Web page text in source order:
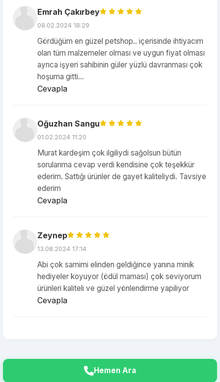
Emrah Çakırbey
08.02.2024 18:29
Gördüğüm en güzel petshop.. içerisinde ihtiyacım
olan tüm malzemeler olması ve uygun fiyat olması
ayrıca işyeri sahibinin güler yüzlü davranması çok
hoşuma gitti...
Cevapla
Oğuzhan Sangu
01.02.2024 11:20
Murat kardeşim çok ilgiliydi sağolsun bütün
sorularıma cevap verdi kendisine çok teşekkür
ederim. Sattığı ürünler de gayet kaliteliydi. Tavsiye
ederim
Cevapla
Zeynep
13.08.2024 17:14
Abi çok samimi elinden geldiğince yanına minik
hediyeler koyuyor (ödül maması) çok seviyorum
ürünleri kaliteli ve güzel yönlendirme yapiliyor
Cevapla
Hemen Ara